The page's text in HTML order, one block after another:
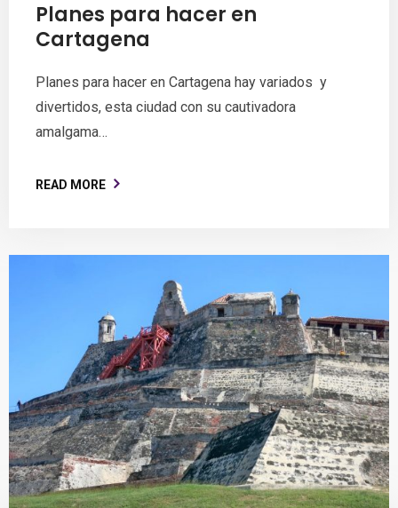
Planes para hacer en
Cartagena
Planes para hacer en Cartagena hay variados y
divertidos, esta ciudad con su cautivadora
amalgama…
READ MORE